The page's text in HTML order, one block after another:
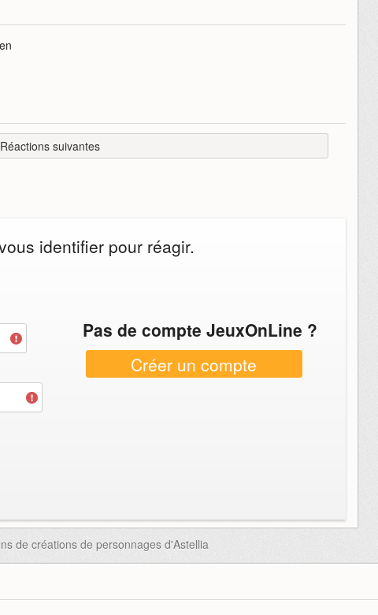
Réactions suivantes
identifier pour réagir.
Pas de compte JeuxOnLine ?
Créer un compte
de créations de personnages d'Astellia